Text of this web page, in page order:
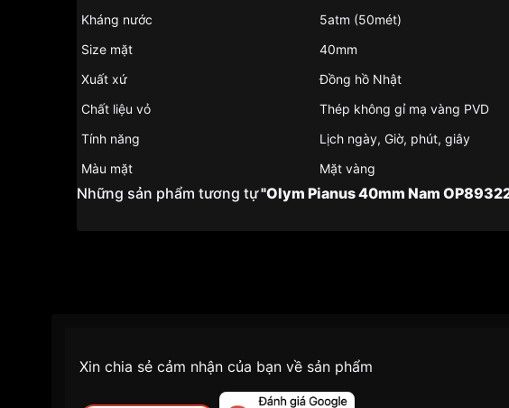
Kháng nước
5atm (50mét)
Size mặt
40mm
Xuất xứ
Đồng hồ Nhật
Chất liệu vỏ
Thép không gỉ mạ vàng PVD
Tính năng
Lịch ngày, Giờ, phút, giây
Màu mặt
Mặt vàng
Những sản phẩm tương tự"Olym Pianus 40mm Nam
Xin chia sẻ cảm nhận của bạn về sản phẩm